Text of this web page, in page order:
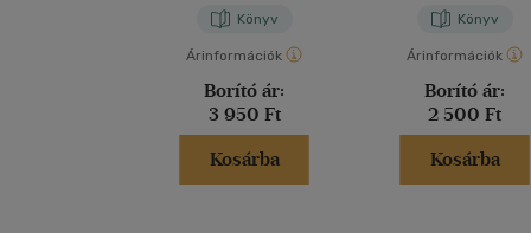
Könyv
Árinformációk
Borító ár:
3 950 Ft
Kosárba
Könyv
Árinformációk
Borító ár:
2 500 Ft
Kosárba